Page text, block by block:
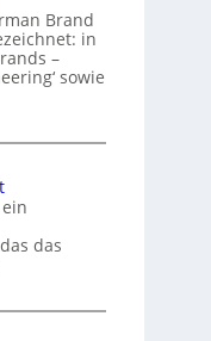
Brand
in
–
sowie
das